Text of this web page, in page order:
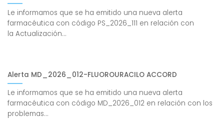
Le informamos que se ha emitido una nueva alerta
farmacéutica con código PS_2026_111 en relación con
la Actualización...
Alerta MD_2026_012-FLUOROURACILO ACCORD
Le informamos que se ha emitido una nueva alerta
farmacéutica con código MD_2026_012 en relación con los
problemas...